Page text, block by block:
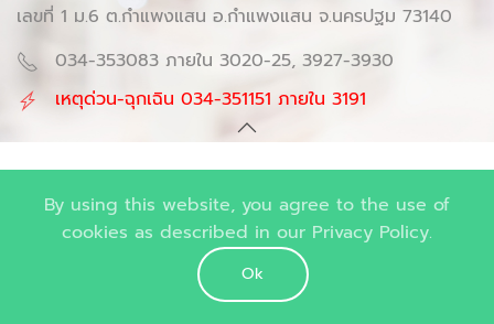
เลขที่ 1 ม.6 ต.กำแพงแสน อ.กำแพงแสน จ.นครปฐม 73140
034-353083 ภายใน 3020-25, 3927-3930
เหตุด่วน-ฉุกเฉิน 034-351151 ภายใน 3191
By using this website, you agree to the use of
cookies as described in our Privacy Policy.
Ok